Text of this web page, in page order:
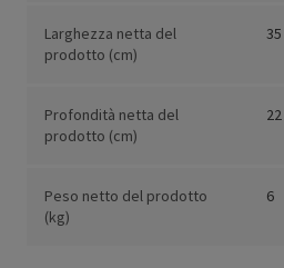
Larghezza netta del
prodotto (cm)
35
Profondità netta del
prodotto (cm)
22
Peso netto del prodotto
(kg)
6